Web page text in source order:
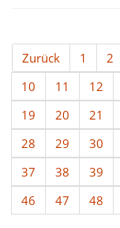
Zurück 1 2
10
11 12
19
20 21
28
29 30
37
38 39
46
47 48